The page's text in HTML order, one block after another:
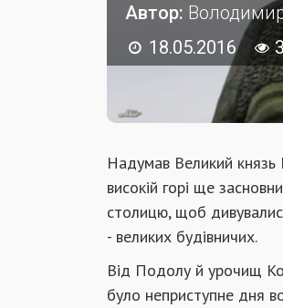
Автор:
18.05.2016
Надумав Великий
високій горі ще
столицю, щоб
- ве­ликих будівничих.
Від Подолу й урочищ
було неприступне дня